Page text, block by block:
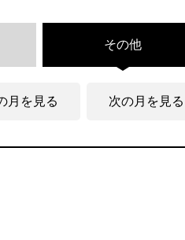
その他
月を見る 次の月を見る